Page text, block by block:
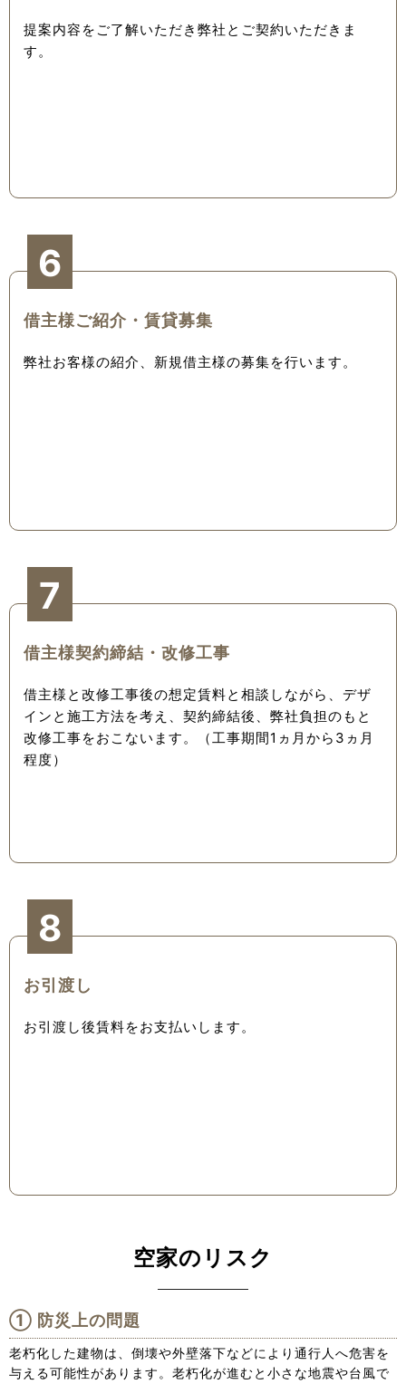
提案内容をご了解いただき弊社とご契約いただきま
す。
6
借主様ご紹介・賃貸募集
弊社お客様の紹介、新規借主様の募集を行います。
7
借主様契約締結・改修工事
借主様と改修工事後の想定賃料と相談しながら、デザ
インと施工方法を考え、契約締結後、弊社負担のもと
改修工事をおこないます。（工事期間1ヵ月から3ヵ月
程度）
8
お引渡し
お引渡し後賃料をお支払いします。
空家のリスク
防災上の問題
老朽化した建物は、倒壊や外壁落下などにより通行人へ危害を
与える可能性があります。老朽化が進むと小さな地震や台風で